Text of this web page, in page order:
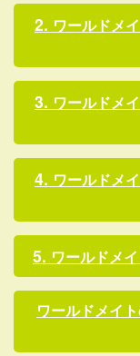
ワールドメ
ワールドメ
ワールドメ
ワールドメ
ワールドメイ